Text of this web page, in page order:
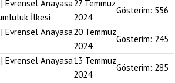
Evrensel Anayasa
İlkesi
27 Temmuz
2024
Gösterim: 556
Evrensel Anayasa20 Temmuz
2024
Gösterim: 245
Evrensel Anayasa13 Temmuz
2024
Gösterim: 285